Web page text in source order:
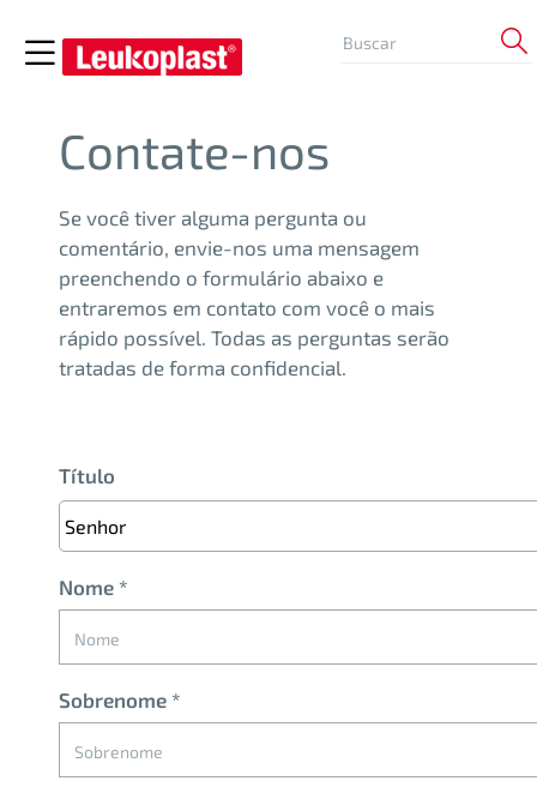
Contate-nos
Se você tiver alguma pergunta ou
comentário, envie-nos uma mensagem
preenchendo o formulário abaixo e
entraremos em contato com você o mais
rápido possível. Todas as perguntas serão
tratadas de forma confidencial.
Título
Nome *
Sobrenome *